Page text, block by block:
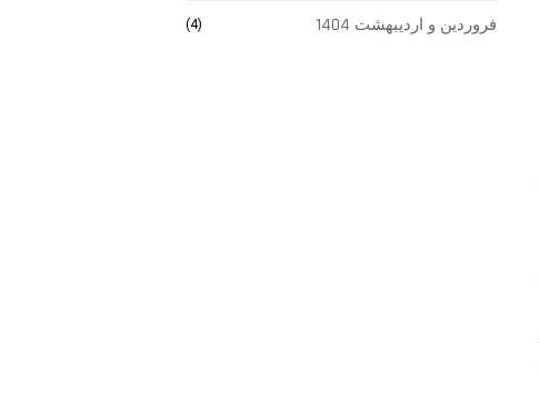
فروردین و اردیبهشت 1404 (4)